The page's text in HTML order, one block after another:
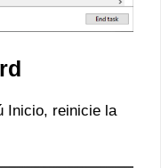
Inicio, reinicie la